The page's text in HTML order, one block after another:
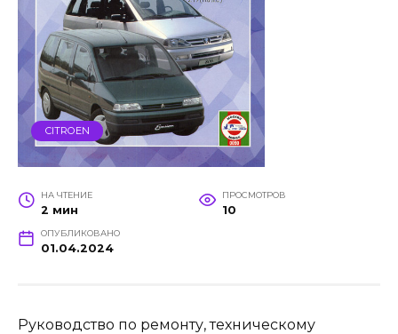
CITROEN
НА ЧТЕНИЕ
2 мин
ПРОСМОТРОВ
10
ОПУБЛИКОВАНО
01.04.2024
Руководство по ремонту, техническому